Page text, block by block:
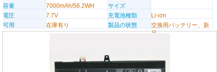
容量
7000mAh/56.2WH
サイズ
電圧
7.7V 充電池種類
Li-ion
可用
在庫有り 製品の状態
交換用バッテリー、新
品